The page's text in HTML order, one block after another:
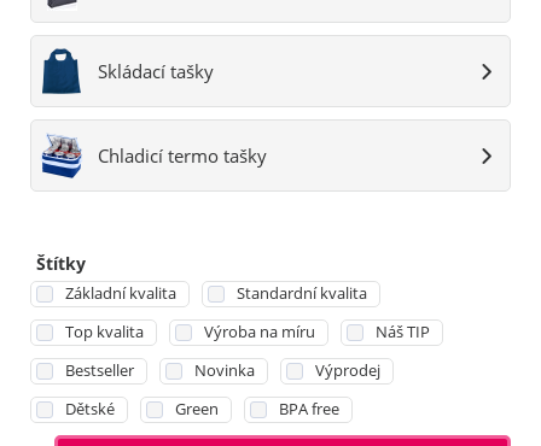
Skládací tašky
Chladicí termo tašky
Štítky
Základní kvalita
Standardní kvalita
Top kvalita
Výroba na míru
Náš TIP
Bestseller
Novinka
Výprodej
Dětské
Green BPA free